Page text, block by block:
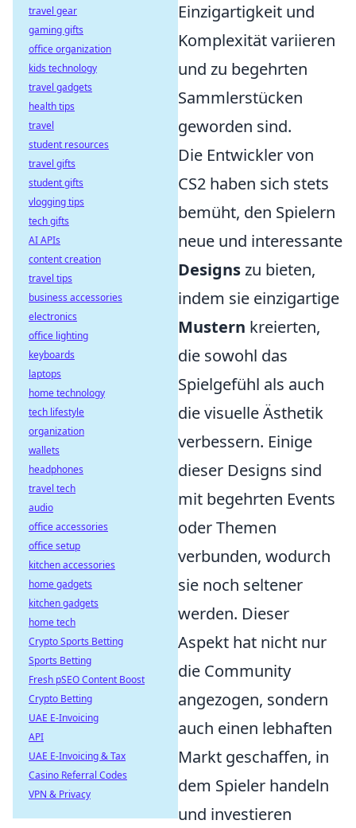
Einzigartigkeit und
Komplexität variieren
und zu begehrten
Sammlerstücken
geworden sind.
Die Entwickler von
CS2 haben sich stets
bemüht, den Spielern
neue und interessante
Designszu bieten,
indem sie einzigartige
Mustern kreierten,
die sowohl das
Spielgefühl als auch
die visuelle Ästhetik
verbessern. Einige
dieser Designs sind
mit begehrten Events
oder Themen
verbunden, wodurch
sie noch seltener
werden. Dieser
Aspekt hat nicht nur
die Community
angezogen, sondern
auch einen lebhaften
Markt geschaffen, in
dem Spieler handeln
und investieren
travel gear
gaming gifts
office organization
kids technology
travel gadgets
health tips
travel
student resources
travel gifts
student gifts
vlogging tips
tech gifts
AI APIs
content creation
travel tips
business accessories
electronics
office lighting
keyboards
laptops
home technology
tech lifestyle
organization
wallets
headphones
travel tech
audio
office accessories
office setup
kitchen accessories
home gadgets
kitchen gadgets
home tech
Crypto Sports Betting
Sports Betting
Fresh pSEO Content Boost
Crypto Betting
UAE E-Invoicing
API
UAE E-Invoicing & Tax
Casino Referral Codes
VPN & Privacy